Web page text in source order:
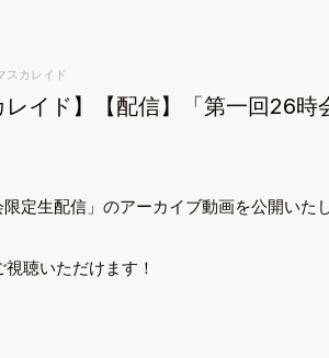
スカレイド
レイド】【配信】「第一回26
定生配信」のアーカイブ動画を公開いた
聴いただけます！